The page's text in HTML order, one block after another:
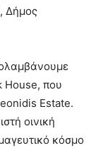
Δήμος
House, που
Estate.
οινική
κόσμο